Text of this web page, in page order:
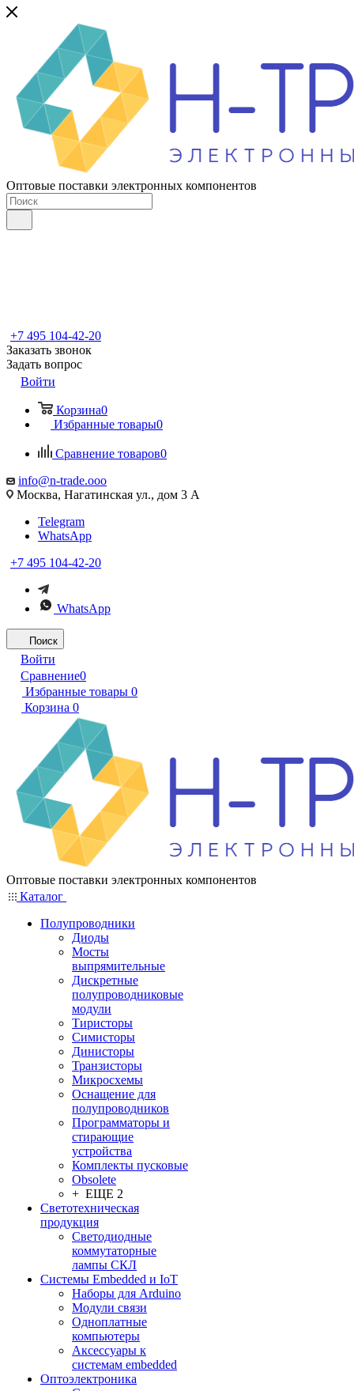
Оптовые поставки электронных компонентов
+7 495 104-42-20
Заказать звонок
Задать вопрос
Войти
Корзина0
Избранные товары0
Сравнение товаров0
info@n-trade.ooo
Москва, Нагатинская ул., дом 3 А
Telegram
WhatsApp
+7 495 104-42-20
WhatsApp
Поиск
Войти
Сравнение0
Избранные товары 0
Корзина 0
Оптовые поставки электронных компонентов
Каталог
Полупроводники
Диоды
Мосты
выпрямительные
Дискретные
полупроводниковые
модули
Тиристоры
Симисторы
Динисторы
Транзисторы
Микросхемы
Оснащение для
полупроводников
Программаторы и
стирающие
устройства
Комплекты пусковые
Obsolete
+ ЕЩЕ 2
Светотехническая
продукция
Светодиодные
коммутаторные
лампы СКЛ
Системы Embedded и IoT
Наборы для Arduino
Модули связи
Одноплатные
компьютеры
Аксессуары к
системам embedded
Oптоэлектроника